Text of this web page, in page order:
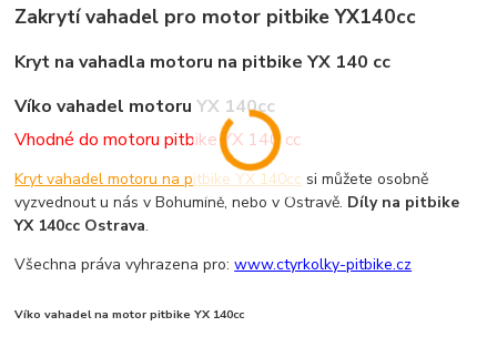
Zakrytí vahadel pro motor pitbike YX140cc
Kryt na vahadla motoru na pitbike YX 140 cc
Víko vahadel motoru YX 140cc
Vhodné do motoru pitbike YX 140 cc
Kryt vahadel motoru na pitbike YX 140cc si můžete osobně
vyzvednout u nás v Bohumíně, nebo v Ostravě. Díly na pitbike
YX 140cc Ostrava.
Všechna práva vyhrazena pro:www.ctyrkolky-pitbike.cz
Víko vahadel na motor pitbike YX 140cc